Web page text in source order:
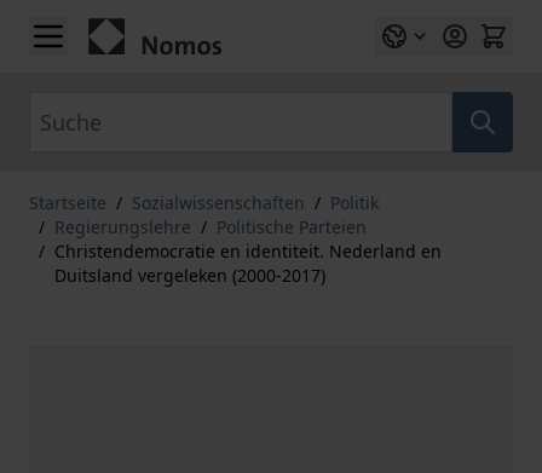
Zum Inhalt springen
Startseite / Sozialwissenschaften / Politik
/ Regierungslehre / Politische Parteien
/ Christendemocratie en identiteit. Nederland en
Duitsland vergeleken (2000-2017)